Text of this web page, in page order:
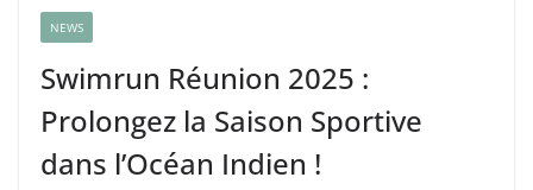
NEWS
Swimrun Réunion 2025 :
Prolongez la Saison Sportive
dans l’Océan Indien !